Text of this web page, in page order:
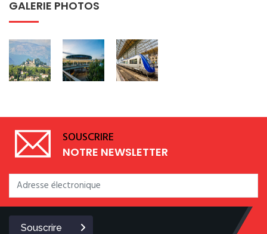
GALERIE PHOTOS
SOUSCRIRE
NOTRE NEWSLETTER
Souscrire